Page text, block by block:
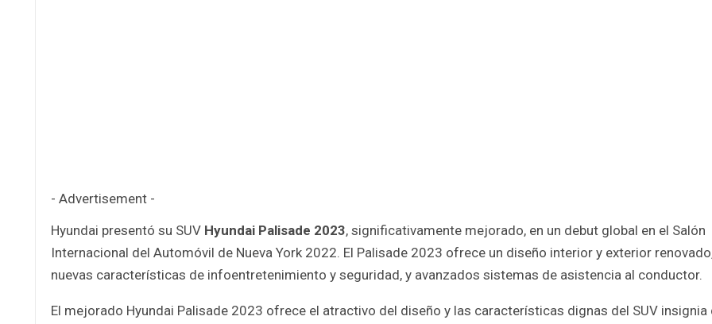
- Advertisement -
Hyundai presentó su SUV Hyundai Palisade 2023, significativamente mejorado, en un debut global en el Salón
Internacional del Automóvil de Nueva York 2022. El Palisade 2023 ofrece un diseño interior y exterior
nuevas características de infoentretenimiento y seguridad, y avanzados sistemas de asistencia al conductor.
El mejorado Hyundai Palisade 2023 ofrece el atractivo del diseño y las características dignas del SUV insignia